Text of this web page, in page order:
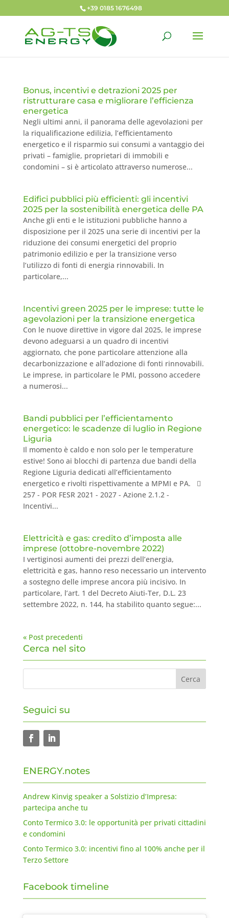
+39 0185 1676498
Bonus, incentivi e detrazioni 2025 per
ristrutturare casa e migliorare l’efficienza
energetica
Negli ultimi anni, il panorama delle agevolazioni per
la riqualificazione edilizia, l’efficientamento
energetico e il risparmio sui consumi a vantaggio dei
privati – famiglie, proprietari di immobili e
condomini – si è articolato attraverso numerose...
Edifici pubblici più efficienti: gli incentivi
2025 per la sostenibilità energetica delle PA
Anche gli enti e le istituzioni pubbliche hanno a
disposizione per il 2025 una serie di incentivi per la
riduzione dei consumi energetici del proprio
patrimonio edilizio e per la transizione verso
l’utilizzo di fonti di energia rinnovabili. In
particolare,...
Incentivi green 2025 per le imprese: tutte le
agevolazioni per la transizione energetica
Con le nuove direttive in vigore dal 2025, le imprese
devono adeguarsi a un quadro di incentivi
aggiornato, che pone particolare attenzione alla
decarbonizzazione e all’adozione di fonti rinnovabili.
Le imprese, in particolare le PMI, possono accedere
a numerosi...
Bandi pubblici per l’efficientamento
energetico: le scadenze di luglio in Regione
Liguria
Il momento è caldo e non solo per le temperature
estive! Sono ai blocchi di partenza due bandi della
Regione Liguria dedicati all’efficientamento
energetico e rivolti rispettivamente a MPMI e PA. 
257 - POR FESR 2021 - 2027 - Azione 2.1.2 -
Incentivi...
Elettricità e gas: credito d’imposta alle
imprese (ottobre-novembre 2022)
I vertiginosi aumenti dei prezzi dell’energia,
elettricità e gas, hanno reso necessario un intervento
a sostegno delle imprese ancora più incisivo. In
particolare, l’art. 1 del Decreto Aiuti-Ter, D.L. 23
settembre 2022, n. 144, ha stabilito quanto segue:...
« Post precedenti
Cerca nel sito
Seguici su
ENERGY.notes
Andrew Kinvig speaker a Solstizio d’Impresa:
partecipa anche tu
Conto Termico 3.0: le opportunità per privati cittadini
e condomini
Conto Termico 3.0: incentivi fino al 100% anche per il
Terzo Settore
Facebook timeline